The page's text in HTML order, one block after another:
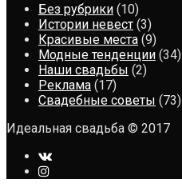
Без рубрики (10)
Истории невест (3)
Красивые места (9)
Модные тенденции (34)
Наши свадьбы (2)
Реклама (17)
Свадебные советы (73)
Идеальная свадьба © 2017